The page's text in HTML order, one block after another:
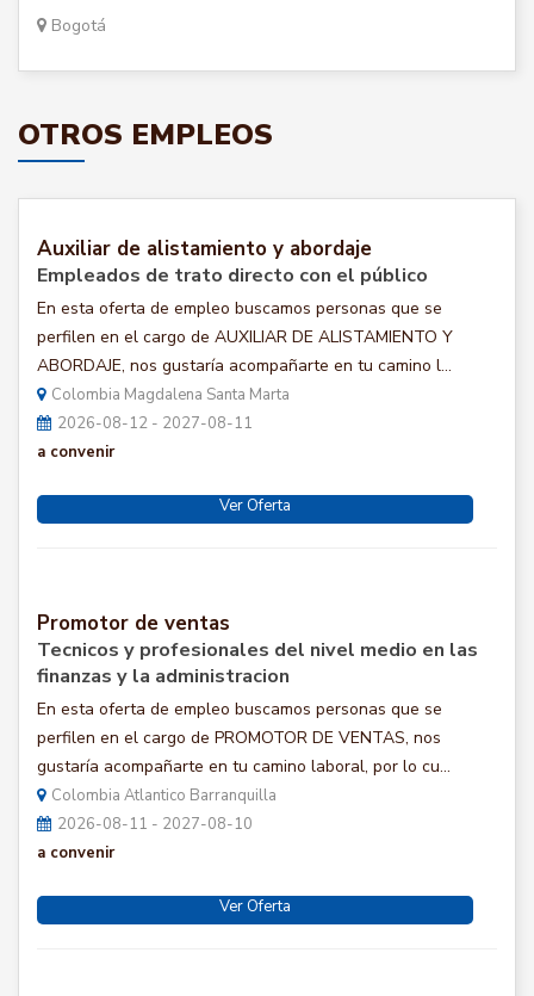
Bogotá
OTROS EMPLEOS
Auxiliar de alistamiento y abordaje
Empleados de trato directo con el público
En esta oferta de empleo buscamos personas que se
perfilen en el cargo de AUXILIAR DE ALISTAMIENTO Y
ABORDAJE, nos gustaría acompañarte en tu camino l...
Colombia Magdalena Santa Marta
2026-08-12 - 2027-08-11
a convenir
Ver Oferta
Promotor de ventas
Tecnicos y profesionales del nivel medio en las
finanzas y la administracion
En esta oferta de empleo buscamos personas que se
perfilen en el cargo de PROMOTOR DE VENTAS, nos
gustaría acompañarte en tu camino laboral, por lo cu...
Colombia Atlantico Barranquilla
2026-08-11 - 2027-08-10
a convenir
Ver Oferta